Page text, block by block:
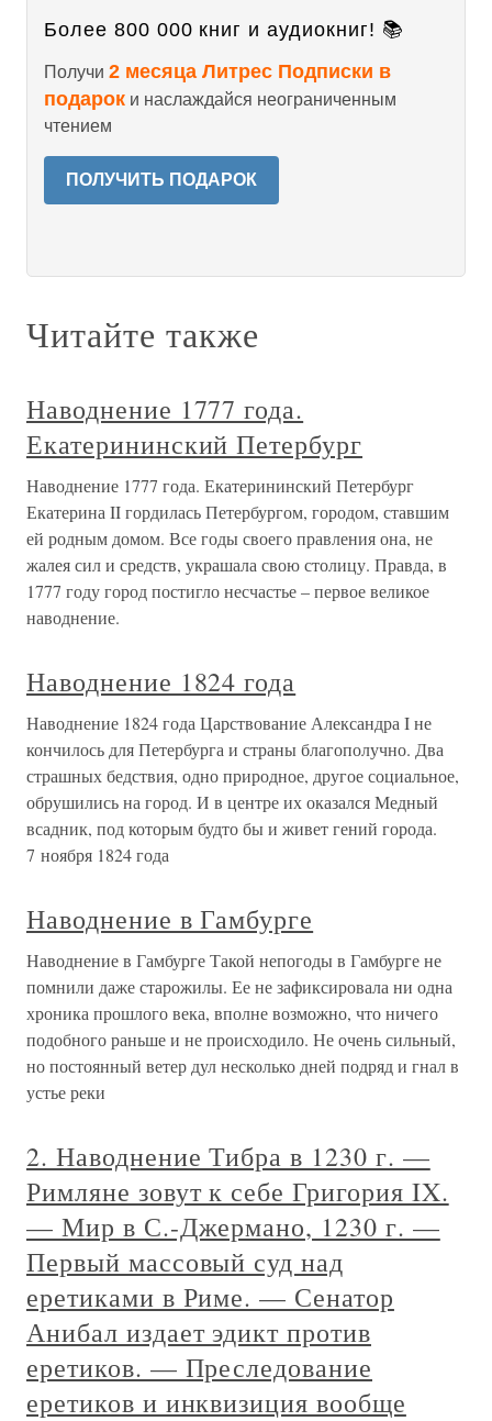
Более 800 000 книг и аудиокниг! 📚
Получи 2 месяца Литрес Подписки в
подарок и наслаждайся неограниченным
чтением
ПОЛУЧИТЬ ПОДАРОК
Читайте также
Наводнение 1777 года.
Екатерининский Петербург
Наводнение 1777 года. Екатерининский Петербург
Екатерина II гордилась Петербургом, городом, ставшим
ей родным домом. Все годы своего правления она, не
жалея сил и средств, украшала свою столицу. Правда, в
1777 году город постигло несчастье – первое великое
наводнение.
Наводнение 1824 года
Наводнение 1824 года Царствование Александра I не
кончилось для Петербурга и страны благополучно. Два
страшных бедствия, одно природное, другое социальное,
обрушились на город. И в центре их оказался Медный
всадник, под которым будто бы и живет гений города.
7 ноября 1824 года
Наводнение в Гамбурге
Наводнение в Гамбурге Такой непогоды в Гамбурге не
помнили даже старожилы. Ее не зафиксировала ни одна
хроника прошлого века, вполне возможно, что ничего
подобного раньше и не происходило. Не очень сильный,
но постоянный ветер дул несколько дней подряд и гнал в
устье реки
2. Наводнение Тибра в 1230 г. —
Римляне зовут к себе Григория IX.
— Мир в С.-Джермано, 1230 г. —
Первый массовый суд над
еретиками в Риме. — Сенатор
Анибал издает эдикт против
еретиков. — Преследование
еретиков и инквизиция вообще